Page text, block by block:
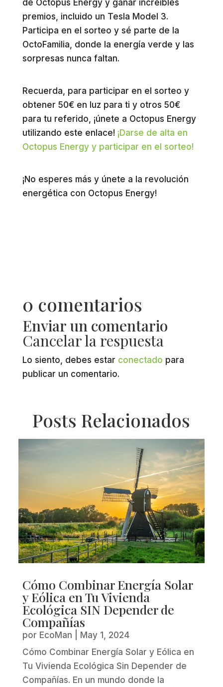
de Octopus Energy y ganar increíbles
premios, incluido un Tesla Model 3.
Participa en el sorteo y sé parte de la
OctoFamilia, donde la energía verde y las
sorpresas nunca faltan.
Recuerda, para participar en el sorteo y
obtener 50€ en luz para ti y otros 50€
para tu referido, ¡únete a Octopus Energy
utilizando este enlace! ¡Darse de alta en
Octopus Energy y participar en el sorteo!
¡No esperes más y únete a la revolución
energética con Octopus Energy!
0 comentarios
Enviar un comentario
Cancelar la respuesta
Lo siento, debes estar conectado para
publicar un comentario.
Posts Relacionados
Cómo Combinar Energía Solar
y Eólica en Tu Vivienda
Ecológica SIN Depender de
Compañías
por EcoMan
May 1, 2024
Cómo Combinar Energía Solar y Eólica en
Tu Vivienda Ecológica Sin Depender de
Compañías. En un mundo donde la